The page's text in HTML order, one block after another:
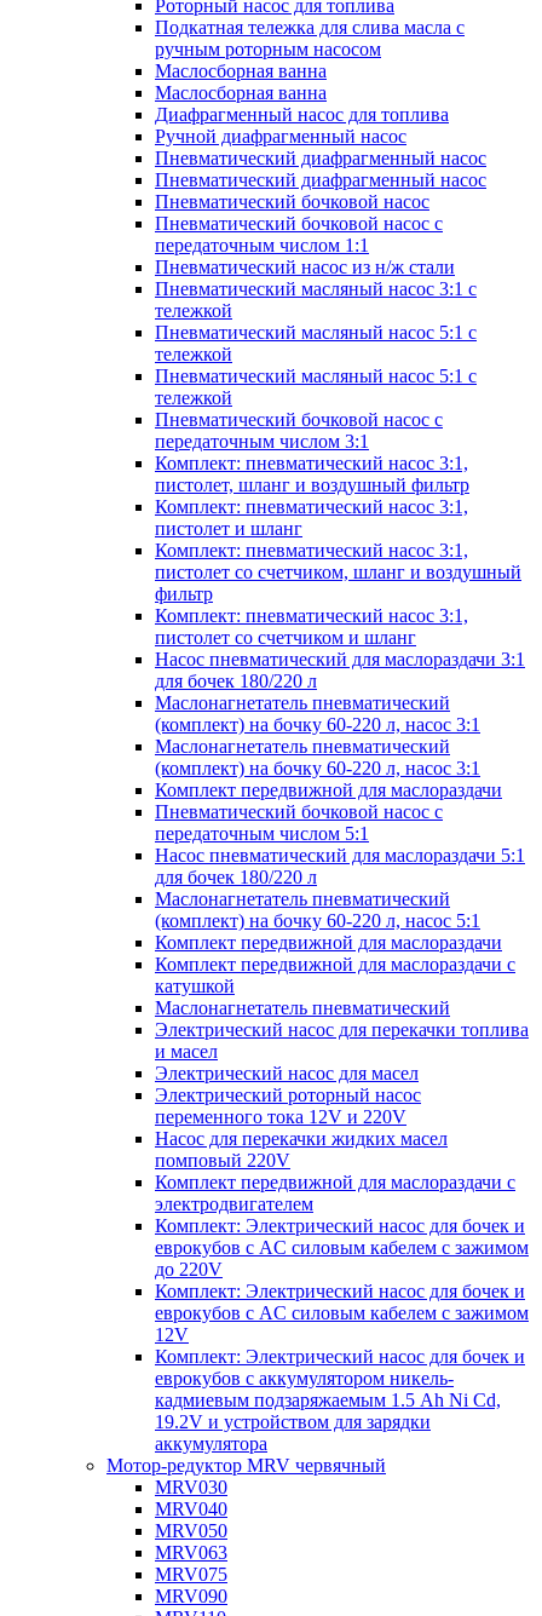
Роторный насос для топлива
Подкатная тележка для слива масла с
ручным роторным насосом
Маслосборная ванна
Маслосборная ванна
Диафрагменный насос для топлива
Ручной диафрагменный насос
Пневматический диафрагменный насос
Пневматический диафрагменный насос
Пневматический бочковой насос
Пневматический бочковой насос с
передаточным числом 1:1
Пневматический насос из н/ж стали
Пневматический масляный насос 3:1 с
тележкой
Пневматический масляный насос 5:1 с
тележкой
Пневматический масляный насос 5:1 с
тележкой
Пневматический бочковой насос с
передаточным числом 3:1
Комплект: пневматический насос 3:1,
пистолет, шланг и воздушный фильтр
Комплект: пневматический насос 3:1,
пистолет и шланг
Комплект: пневматический насос 3:1,
пистолет со счетчиком, шланг и воздушный
фильтр
Комплект: пневматический насос 3:1,
пистолет со счетчиком и шланг
Насос пневматический для маслораздачи 3:1
для бочек 180/220 л
Маслонагнетатель пневматический
(комплект) на бочку 60-220 л, насос 3:1
Маслонагнетатель пневматический
(комплект) на бочку 60-220 л, насос 3:1
Комплект передвижной для маслораздачи
Пневматический бочковой насос с
передаточным числом 5:1
Насос пневматический для маслораздачи 5:1
для бочек 180/220 л
Маслонагнетатель пневматический
(комплект) на бочку 60-220 л, насос 5:1
Комплект передвижной для маслораздачи
Комплект передвижной для маслораздачи с
катушкой
Маслонагнетатель пневматический
Электрический насос для перекачки топлива
и масел
Электрический насос для масел
Электрический роторный насос
переменного тока 12V и 220V
Насос для перекачки жидких масел
помповый 220V
Комплект передвижной для маслораздачи с
электродвигателем
Комплект: Электрический насос для бочек и
еврокубов с AC силовым кабелем с зажимом
до 220V
Комплект: Электрический насос для бочек и
еврокубов с AC силовым кабелем с зажимом
12V
Комплект: Электрический насос для бочек и
еврокубов с аккумулятором никель-
кадмиевым подзаряжаемым 1.5 Ah Ni Cd,
19.2V и устройством для зарядки
аккумулятора
Мотор-редуктор MRV червячный
MRV030
MRV040
MRV050
MRV063
MRV075
MRV090